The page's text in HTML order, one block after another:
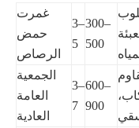
غمرت
حمض
الرصاص
3–
5
300–
500
الجمعية
العامة
العادية
3–
7
600–
900